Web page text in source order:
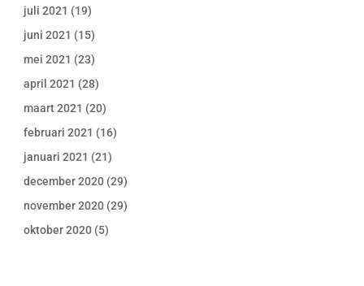
juli 2021 (19)
juni 2021 (15)
mei 2021 (23)
april 2021 (28)
maart 2021 (20)
februari 2021 (16)
januari 2021 (21)
december 2020 (29)
november 2020 (29)
oktober 2020 (5)